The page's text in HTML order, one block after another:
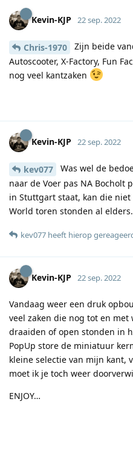
Kevin-KJP 22 sep. 2022
Chris-1970
Zijn beide
Autoscooter, X-Factory, Fun
nog veel kantzaken
Kevin-KJP 22 sep. 2022
kev077
Was wel de
naar de Voer pas NA Bocholt
in Stuttgart staat, kan die
World toren stonden al elders.
kev077 heeft hierop
Kevin-KJP 22 sep. 2022
Vandaag weer een druk
veel zaken die nog tot en met
draaiden of open stonden in
PopUp store de miniatuur
kleine selectie van mijn kant,
moet ik je toch weer
ENJOY…